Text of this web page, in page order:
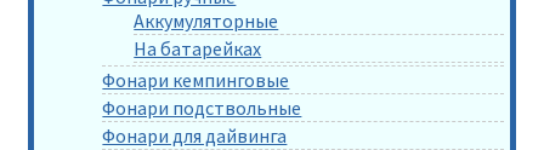
Аккумуляторные
На батарейках
Фонари кемпинговые
Фонари подствольные
Фонари для дайвинга